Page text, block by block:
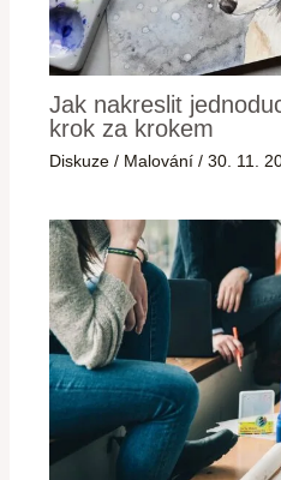
Jak nakreslit
krok za krokem
Diskuze / Malování /30. 11.